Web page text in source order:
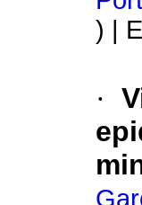
) |
·